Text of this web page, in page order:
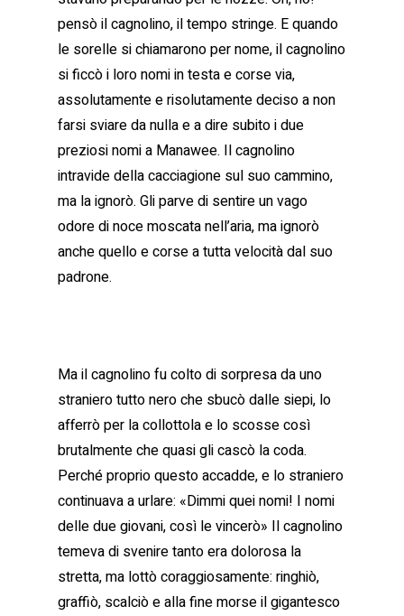
pensò il cagnolino, il tempo stringe. E quando
le sorelle si chiamarono per nome, il cagnolino
si ficcò i loro nomi in testa e corse via,
assolutamente e risolutamente deciso a non
farsi sviare da nulla e a dire subito i due
preziosi nomi a Manawee. Il cagnolino
intravide della cacciagione sul suo cammino,
ma la ignorò. Gli parve di sentire un vago
odore di noce moscata nell’aria, ma ignorò
anche quello e corse a tutta velocità dal suo
padrone.
Ma il cagnolino fu colto di sorpresa da uno
straniero tutto nero che sbucò dalle siepi, lo
afferrò per la collottola e lo scosse così
brutalmente che quasi gli cascò la coda.
Perché proprio questo accadde, e lo straniero
continuava a urlare: «Dimmi quei nomi! I nomi
delle due giovani, così le vincerò» Il cagnolino
temeva di svenire tanto era dolorosa la
stretta, ma lottò coraggiosamente: ringhiò,
graffiò, scalciò e alla fine morse il gigantesco